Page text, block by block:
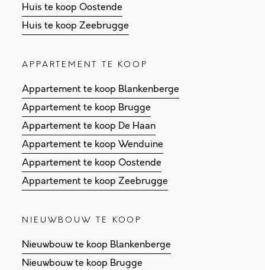
Huis te koop Oostende
Huis te koop Zeebrugge
APPARTEMENT TE KOOP
Appartement te koop Blankenberge
Appartement te koop Brugge
Appartement te koop De Haan
Appartement te koop Wenduine
Appartement te koop Oostende
Appartement te koop Zeebrugge
NIEUWBOUW TE KOOP
Nieuwbouw te koop Blankenberge
Nieuwbouw te koop Brugge